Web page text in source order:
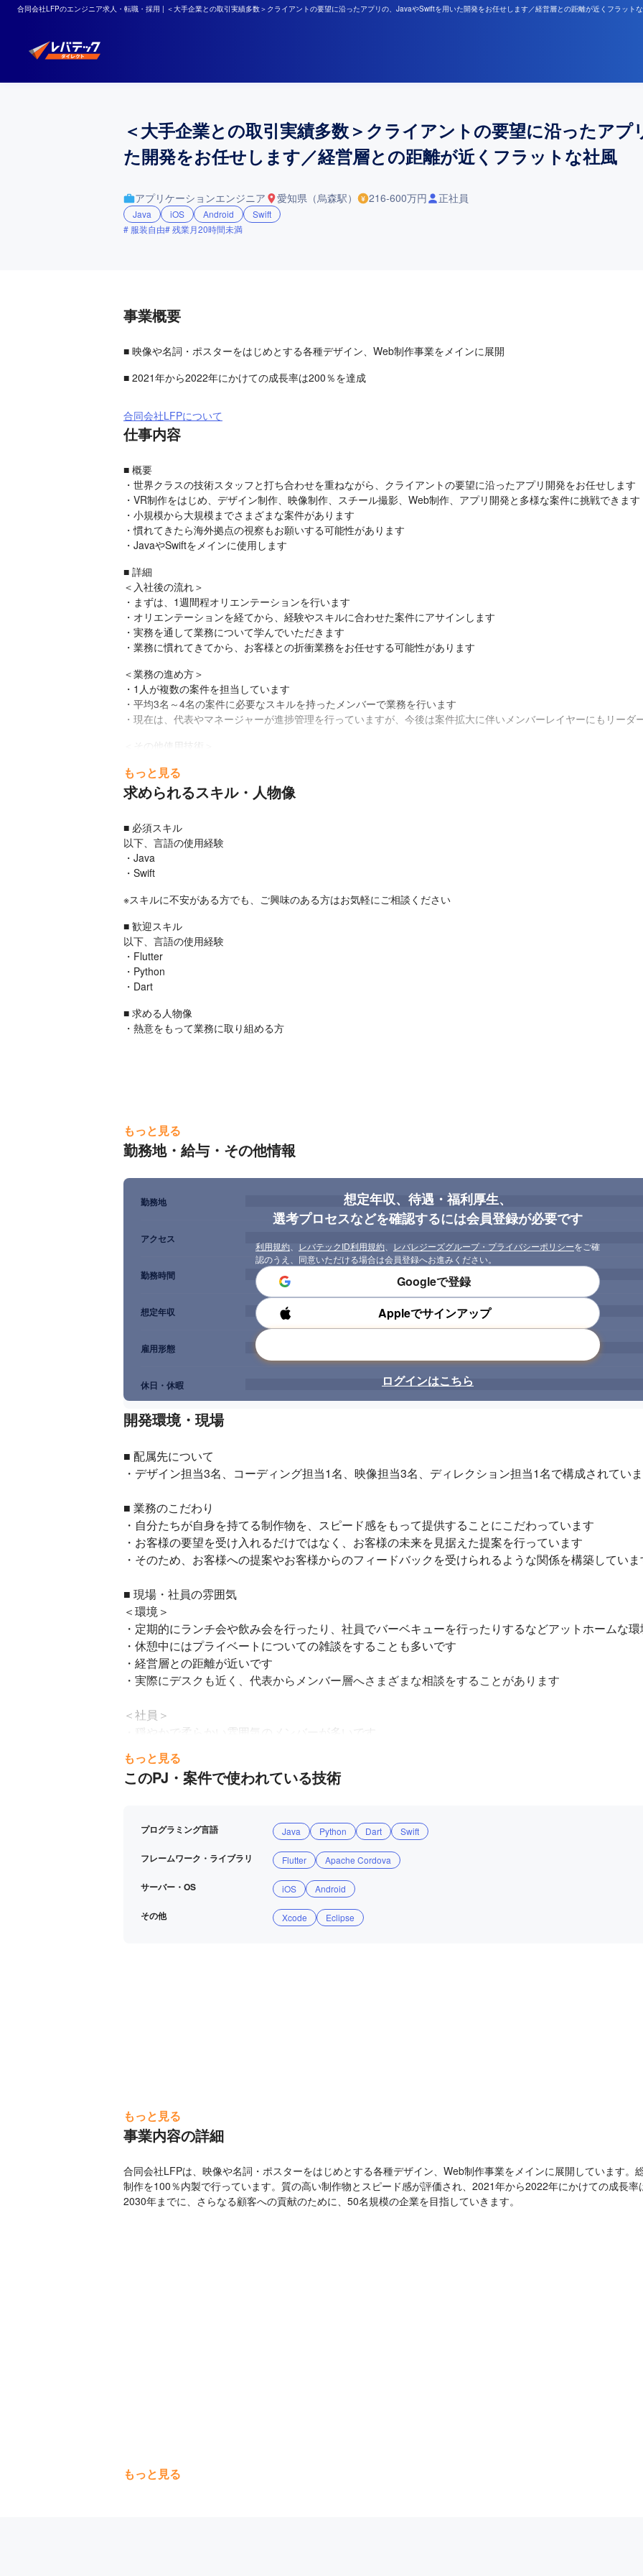
合同会社LFPのエンジニア求人・転職・採用 | ＜大手企業との取引実績多数＞クライアントの要望に沿ったアプリの、JavaやSwiftを用いた開発をお任せします／経営層との距離が近くフラット
＜大手企業との取引実績多数＞クライアントの要望に沿ったア
た開発をお任せします／経営層との距離が近くフラットな社風
アプリケーションエンジニア 愛知県（烏森駅） 216-600万円 正社員
Java iOS Android
Swift
服装自由
残業月20時間未満
事業概要
■ 映像や名詞・ポスターをはじめとする各種デザイン、Web制作事業をメインに展開
■ 2021年から2022年にかけての成長率は200％を達成
合同会社LFPについて
仕事内容
■ 概要
・世界クラスの技術スタッフと打ち合わせを重ねながら、クライアントの要望に沿ったアプリ開発をお任せします
・VR制作をはじめ、デザイン制作、映像制作、スチール撮影、Web制作、アプリ開発と多様な案件に挑戦できます
・小規模から大規模までさまざまな案件があります
・慣れてきたら海外拠点の視察もお願いする可能性があります
・JavaやSwiftをメインに使用します
■ 詳細
＜入社後の流れ＞
・まずは、1週間程オリエンテーションを行います
・オリエンテーションを経てから、経験やスキルに合わせた案件にアサインします
・実務を通して業務について学んでいただきます
・業務に慣れてきてから、お客様との折衝業務をお任せする可能性があります
＜業務の進め方＞
・1人が複数の案件を担当しています
・平均3名～4名の案件に必要なスキルを持ったメンバーで業務を行います
・現在は、代表やマネージャーが進捗管理を行っていますが、今後は案件拡大に伴いメンバーレイヤーにもリーダ
＜その他使用技術＞
・フレームワーク：ionic、ionic2
■ この仕事の魅力、面白み
・案件の9割が直取引のため、お客様から直接評価をいただけるやりがいがあります
・多様な案件を担当することで確実にスピード感を持って自身のスキルアップを図れます
・住宅関連メーカーをはじめとする、大手企業の案件や、予算規模の大きな案件、行政からの案件にも関われます
・上流工程から案件に携わることができます
・少数精鋭チームのため、多様な業務スキルを身につけられます
・スキルの高いメンバーと切磋琢磨しながら業務に取り組めます
もっと見る
求められるスキル・人物像
■ 必須スキル
以下、言語の使用経験
・Java
・Swift
※スキルに不安がある方でも、ご興味のある方はお気軽にご相談ください
■ 歓迎スキル
以下、言語の使用経験
・Flutter
・Python
・Dart
■ 求める人物像
・熱意をもって業務に取り組める方
もっと見る
勤務地・給与・その他情報
想定年収、待遇・福利厚生、
選考プロセスなどを確認するには会員登録が必要です
利用規約 レバテックID利用規約 レバレジーズグループ・プライバシーポリシーをご確
認のうえ、同意いただける場合は会員登録へお進みください。
Googleで登録
Appleでサインアップ
ログインはこちら
勤務地
アクセス
勤務時間
想定年収
雇用形態
休日・休暇
開発環境・現場
■ 配属先について
・デザイン担当3名、コーディング担当1名、映像担当3名、ディレクション担当1名で構成されてい
■ 業務のこだわり
・自分たちが自身を持てる制作物を、スピード感をもって提供することにこだわっています
・お客様の要望を受け入れるだけではなく、お客様の未来を見据えた提案を行っています
・そのため、お客様への提案やお客様からのフィードバックを受けられるような関係を構築してい
■ 現場・社員の雰囲気
＜環境＞
・定期的にランチ会や飲み会を行ったり、社員でバーベキューを行ったりするなどアットホームな
・休憩中にはプライベートについての雑談をすることも多いです
・経営層との距離が近いです
・実際にデスクも近く、代表からメンバー層へさまざまな相談をすることがあります
＜社員＞
・穏やかで柔らかい雰囲気のメンバーが多いです
・自身の業務に誇りと熱意をもって業務に取り組んでいます
もっと見る
このPJ・案件で使われている技術
プログラミング言語 Java Python Dart Swift
フレームワーク・ライブラリ Flutter Apache Cordova
サーバー・OS iOS Android
その他 Xcode Eclipse
もっと見る
事業内容の詳細
合同会社LFPは、映像や名詞・ポスターをはじめとする各種デザイン、Web制作事業をメインに展開しています。
制作を100％内製で行っています。質の高い制作物とスピード感が評価され、2021年から2022年にかけての成長
2030年までに、さらなる顧客への貢献のために、50名規模の企業を目指していきます。
もっと見る